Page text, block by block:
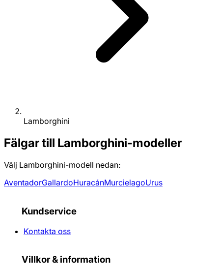
Lamborghini
Fälgar till Lamborghini-modeller
Välj Lamborghini-modell nedan:
AventadorGallardoHuracánMurcielagoUrus
Kundservice
Kontakta oss
Villkor & information